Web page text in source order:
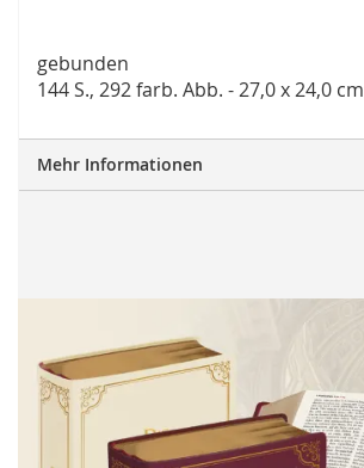
gebunden
144 S., 292 farb. Abb. - 27,0 x 24,0 cm
Mehr Informationen